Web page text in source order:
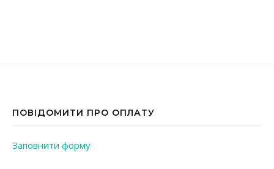
ПОВІДОМИТИ ПРО ОПЛАТУ
Заповнити форму